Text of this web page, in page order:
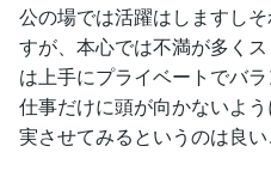
公の場では活躍はしますし
すが、本心では不満が多く
は上手にプライベートでバ
仕事だけに頭が向かないよ
実させてみるというのは良い